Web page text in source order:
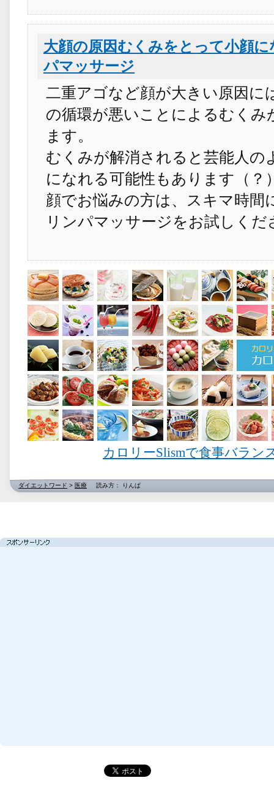
大顔の原因むくみをとって小顔
パマッサージ
二重アゴなど顔が大きい原因に
の循環が悪いことによるむくみ
ます。
むくみが解消されると芸能人の
になれる可能性もあります（？
顔でお悩みの方は、スキマ時間
リンパマッサージをお試しくだ
カロリーSlismで食事バラン
ダイエットワード > 医療 読み方： りんぱ